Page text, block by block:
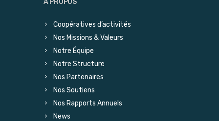
À PROPOS
Coopératives d’activités
Nos Missions & Valeurs
Notre Équipe
Notre Structure
Nos Partenaires
Nos Soutiens
Nos Rapports Annuels
News